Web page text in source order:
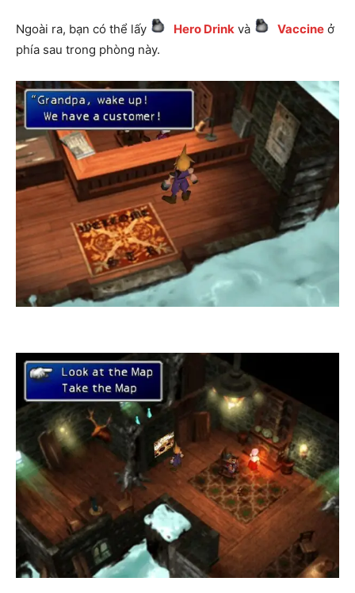
Ngoài ra, bạn có thể lấy Hero Drink và Vaccine ở
phía sau trong phòng này.